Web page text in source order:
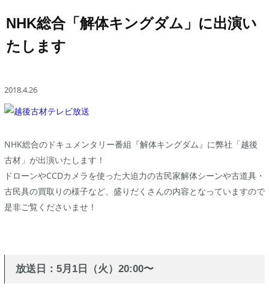
NHK総合「解体キングダム」に出演い
たします
2018.4.26
NHK総合のドキュメンタリー番組『解体キングダム』に弊社「越後
古材」が出演いたします！
ドローンやCCDカメラを使った大迫力の古民家解体シーンや古道具・
古民具の買取りの様子など、盛りだくさんの内容となっていますので
是非ご覧くださいませ！
放送日：5月1日（火）20:00〜